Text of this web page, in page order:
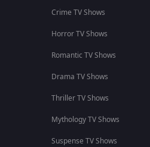
Crime TV Shows
Horror TV Shows
Romantic TV Shows
Drama TV Shows
Thriller TV Shows
Mythology TV Shows
Suspense TV Shows